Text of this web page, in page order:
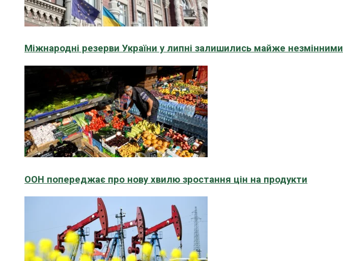
Міжнародні резерви України у липні залишились майже незмінними
ООН попереджає про нову хвилю зростання цін на продукти